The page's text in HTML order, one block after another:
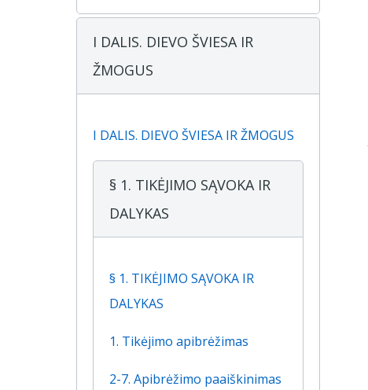
I DALIS. DIEVO ŠVIESA IR
ŽMOGUS
I DALIS. DIEVO ŠVIESA IR ŽMOGUS
§ 1. TIKĖJIMO SĄVOKA IR
DALYKAS
§ 1. TIKĖJIMO SĄVOKA IR
DALYKAS
1. Tikėjimo apibrėžimas
2-7. Apibrėžimo paaiškinimas